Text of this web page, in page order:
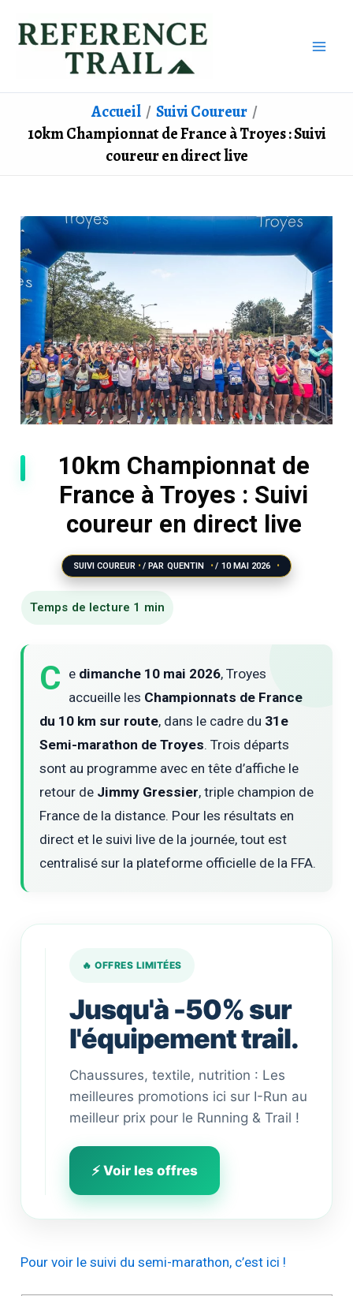
Accueil
Suivi Coureur
10km Championnat de France à Troyes : Suivi
coureur en direct live
10km Championnat de
France à Troyes : Suivi
coureur en direct live
SUIVI COUREUR / PAR QUENTIN / 10 MAI 2026
C e dimanche 10 mai 2026, Troyes
accueille les Championnats de France
du 10 km sur route, dans le cadre du 31e
Semi-marathon de Troyes. Trois départs
sont au programme avec en tête d’affiche le
retour de Jimmy Gressier, triple champion de
France de la distance. Pour les résultats en
direct et le suivi live de la journée, tout est
centralisé sur la plateforme officielle de la FFA.
🔥 OFFRES LIMITÉES
Jusqu'à -50% sur
l'équipement trail.
meilleures promotions ici sur I-Run au
meilleur prix pour le Running & Trail !